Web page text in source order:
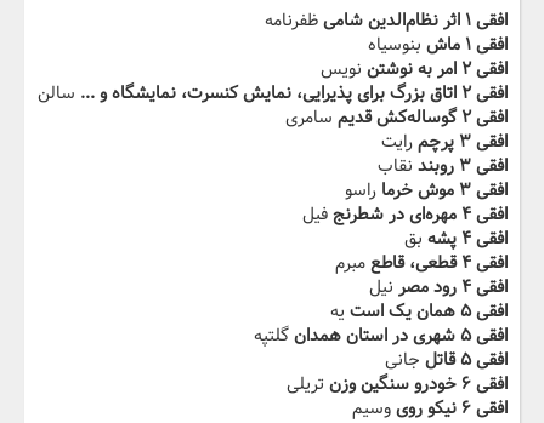
افقی ۱ اثر نظام‌الدین شامی
ظفرنامه
افقی ۱ ماش‬‫
بنوسیاه
افقی ۲ امر به نوشتن
نویس
افقی ۲ اتاق بزرگ‬‫ برای پذیرایی، نمایش کنسرت،‬‫ نمایشگاه و ...
سالن
افقی ۲ گوساله‌کش قدیم‬‫
سامری
افقی ۳ پرچم
رایت
افقی ۳ روبند
نقاب
افقی ۳ موش خرما‬‫
راسو
افقی ۴ مهره‌ای در شطرنج
فیل
افقی ۴ پشه
بق
افقی ۴ ‬‫‬‫قطعی، قاطع
مبرم
افقی ۴ رود مصر‬‫
نیل
افقی ۵ همان یک است
یه
افقی ۵ شهری در‬‫ استان همدان
گلتپه
افقی ۵ قاتل‬‫
جانی
افقی ۶ خودرو سنگین وزن
تریلی
افقی ۶ ‬‫نیکو روی
وسیم